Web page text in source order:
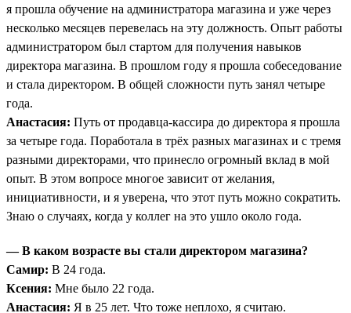
я прошла обучение на администратора магазина и уже через
несколько месяцев перевелась на эту должность. Опыт работы
администратором был стартом для получения навыков
директора магазина. В прошлом году я прошла собеседование
и стала директором. В общей сложности путь занял четыре
года.
Анастасия: Путь от продавца-кассира до директора я прошла
за четыре года. Поработала в трёх разных магазинах и с тремя
разными директорами, что принесло огромный вклад в мой
опыт. В этом вопросе многое зависит от желания,
инициативности, и я уверена, что этот путь можно сократить.
Знаю о случаях, когда у коллег на это ушло около года.
— В каком возрасте вы стали директором магазина?
Самир: В 24 года.
Ксения: Мне было 22 года.
Анастасия: Я в 25 лет. Что тоже неплохо, я считаю.